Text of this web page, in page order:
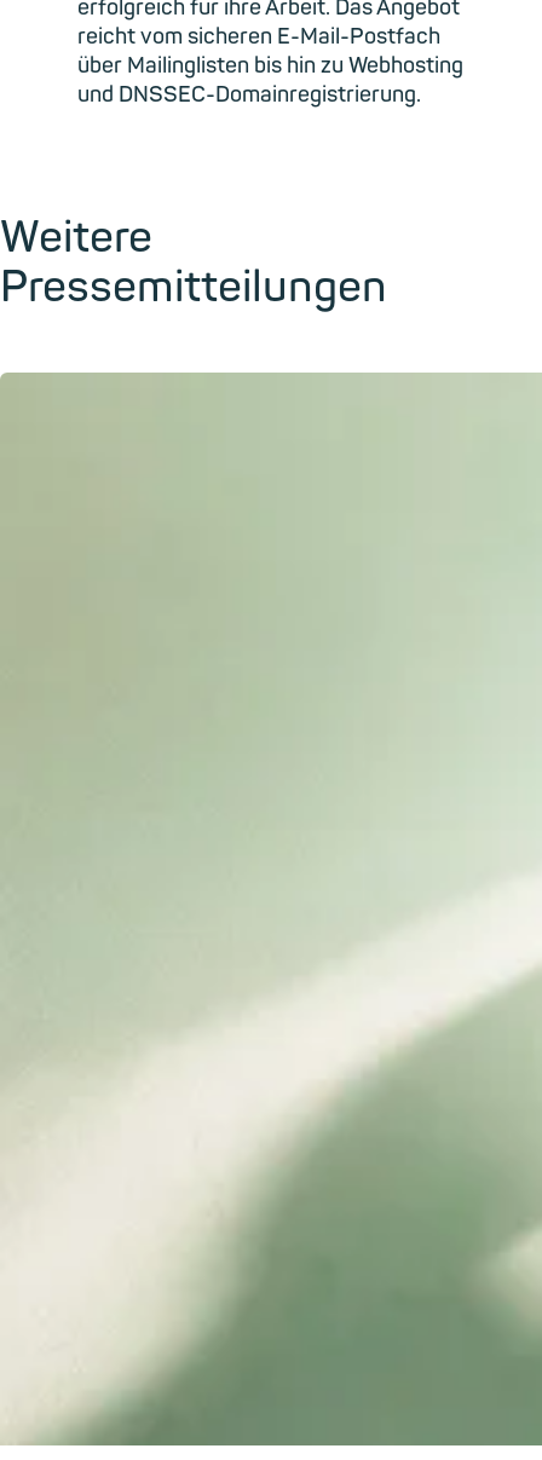
erfolgreich für ihre Arbeit. Das Angebot
reicht vom sicheren E-Mail-Postfach
über Mailinglisten bis hin zu Webhosting
und DNSSEC-Domainregistrierung.
Weitere
Pressemitteilungen